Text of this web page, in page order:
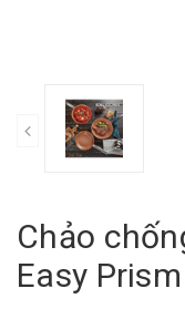
Chảo
Easy